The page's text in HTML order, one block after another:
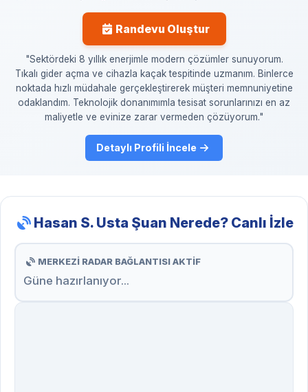
Randevu Oluştur
"Sektördeki 8 yıllık enerjimle modern çözümler sunuyorum.
Tıkalı gider açma ve cihazla kaçak tespitinde uzmanım. Binlerce
noktada hızlı müdahale gerçekleştirerek müşteri memnuniyetine
odaklandım. Teknolojik donanımımla tesisat sorunlarınızı en az
maliyetle ve evinize zarar vermeden çözüyorum."
Detaylı Profili İncele
Hasan S. Usta Şuan Nerede? Canlı İzle
MERKEZİ RADAR BAĞLANTISI AKTİF
Güne hazırlanıyor...